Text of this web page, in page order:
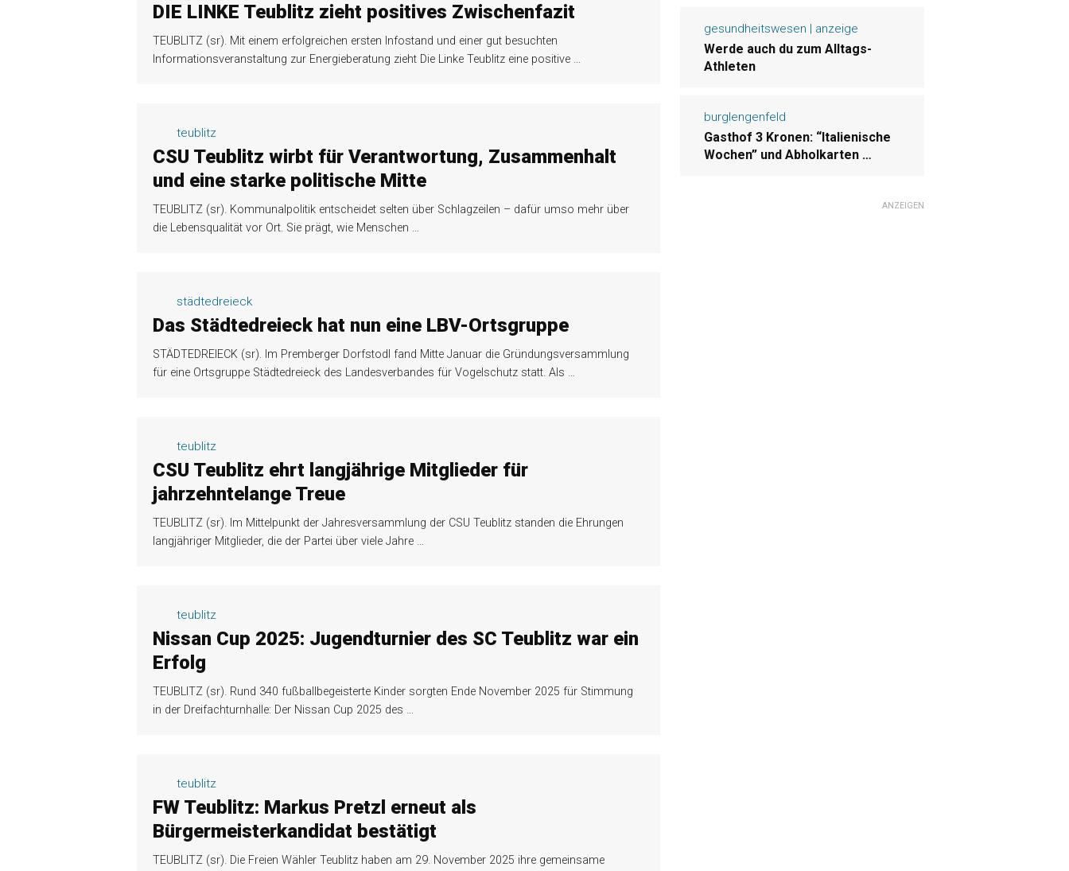
DIE LINKE Teublitz zieht positives Zwischenfazit
TEUBLITZ (sr). Mit einem erfolgreichen ersten Infostand und einer gut besuchten
Informationsveranstaltung zur Energieberatung zieht Die Linke Teublitz eine positive …
teublitz
CSU Teublitz wirbt für Verantwortung, Zusammenhalt
und eine starke politische Mitte
TEUBLITZ (sr). Kommunalpolitik entscheidet selten über Schlagzeilen – dafür umso mehr über
die Lebensqualität vor Ort. Sie prägt, wie Menschen …
städtedreieck
Das Städtedreieck hat nun eine LBV-Ortsgruppe
STÄDTEDREIECK (sr). Im Premberger Dorfstodl fand Mitte Januar die Gründungsversammlung
für eine Ortsgruppe Städtedreieck des Landesverbandes für Vogelschutz statt. Als …
teublitz
CSU Teublitz ehrt langjährige Mitglieder für
jahrzehntelange Treue
TEUBLITZ (sr). Im Mittelpunkt der Jahresversammlung der CSU Teublitz standen die Ehrungen
langjähriger Mitglieder, die der Partei über viele Jahre …
teublitz
Nissan Cup 2025: Jugendturnier des SC Teublitz war ein
Erfolg
TEUBLITZ (sr). Rund 340 fußballbegeisterte Kinder sorgten Ende November 2025 für Stimmung
in der Dreifachturnhalle: Der Nissan Cup 2025 des …
teublitz
FW Teublitz: Markus Pretzl erneut als
Bürgermeisterkandidat bestätigt
TEUBLITZ (sr). Die Freien Wähler Teublitz haben am 29. November 2025 ihre gemeinsame
gesundheitswesen | anzeige
Werde auch du zum Alltags-
Athleten
burglengenfeld
Gasthof 3 Kronen: “Italienische
Wochen” und Abholkarten …
ANZEIGEN